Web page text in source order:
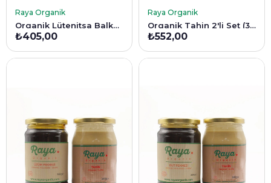
SEPETE EKLE
Raya Organik
Organik Lütenitsa Balkan Sosu - 290g
₺405,00
SEPETE EKLE
Raya Organik
Organik Tahin 2'li Set (340 gr * 2)
₺552,00